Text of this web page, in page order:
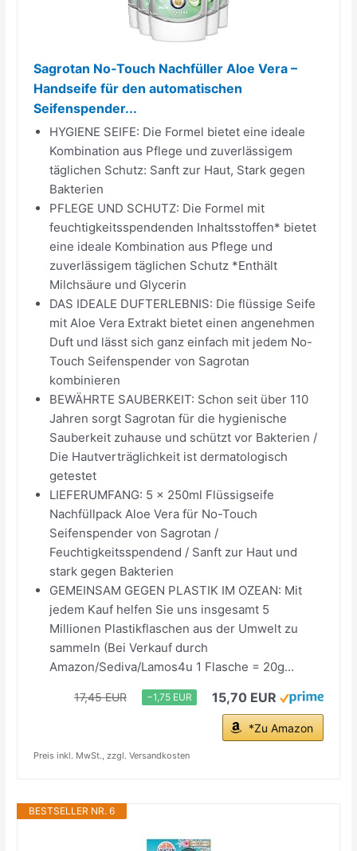
Sagrotan No‑Touch Nachfüller Aloe Vera –
Handseife für den automatischen
Seifenspender...
HYGIENE SEIFE: Die Formel bietet eine ideale
Kombination aus Pflege und zuverlässigem
täglichen Schutz: Sanft zur Haut, Stark gegen
Bakterien
PFLEGE UND SCHUTZ: Die Formel mit
feuchtigkeitsspendenden Inhaltsstoffen* bietet
eine ideale Kombination aus Pflege und
zuverlässigem täglichen Schutz *Enthält
Milchsäure und Glycerin
DAS IDEALE DUFTERLEBNIS: Die flüssige Seife
mit Aloe Vera Extrakt bietet einen angenehmen
Duft und lässt sich ganz einfach mit jedem No-
Touch Seifenspender von Sagrotan
kombinieren
BEWÄHRTE SAUBERKEIT: Schon seit über 110
Jahren sorgt Sagrotan für die hygienische
Sauberkeit zuhause und schützt vor Bakterien /
Die Hautverträglichkeit ist dermatologisch
getestet
LIEFERUMFANG: 5 x 250ml Flüssigseife
Nachfüllpack Aloe Vera für No-Touch
Seifenspender von Sagrotan /
Feuchtigkeitsspendend / Sanft zur Haut und
stark gegen Bakterien
GEMEINSAM GEGEN PLASTIK IM OZEAN: Mit
jedem Kauf helfen Sie uns insgesamt 5
Millionen Plastikflaschen aus der Umwelt zu
sammeln (Bei Verkauf durch
Amazon/Sediva/Lamos4u 1 Flasche = 20g...
17,45 EUR −1,75 EUR 15,70 EUR
*Zu Amazon
Preis inkl. MwSt., zzgl. Versandkosten
BESTSELLER NR. 6